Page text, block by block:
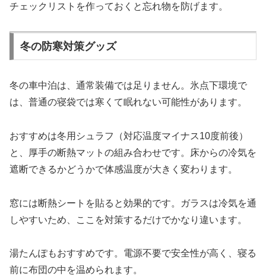
チェックリストを作っておくと忘れ物を防げます。
冬の防寒対策グッズ
冬の車中泊は、通常装備では足りません。氷点下環境で
は、普通の寝袋では寒くて眠れない可能性があります。
おすすめは冬用シュラフ（対応温度マイナス10度前後）
と、厚手の断熱マットの組み合わせです。床からの冷気を
遮断できるかどうかで体感温度が大きく変わります。
窓には断熱シートを貼ると効果的です。ガラスは冷気を通
しやすいため、ここを対策するだけでかなり違います。
湯たんぽもおすすめです。電源不要で安全性が高く、寝る
前に布団の中を温められます。